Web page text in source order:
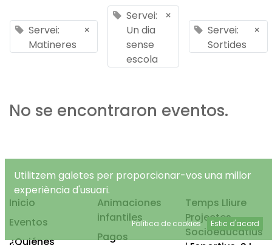
Servei:
Matineres
×
Servei:
Un dia
sense
escola
×
Servei:
Sortides
×
No se encontraron eventos.
Inicio
Eventos
¿Quiénes
Animaciones
infantiles
Pagos
Temps Lliure
Projectes
Socioeducatius
Utilitzem galetes per proporcionar-vos una millor
experiència d'usuari.
Política de cookies Estic d'acord